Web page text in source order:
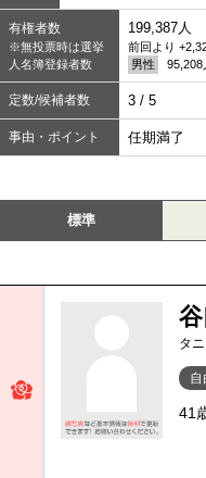
有権者数
※無投票時は選挙
人名簿登録者数
199,387人
前回より
男性
95,208
定数/候補者数 3 / 5
事由・ポイント 任期満了
標準
タ
自
41